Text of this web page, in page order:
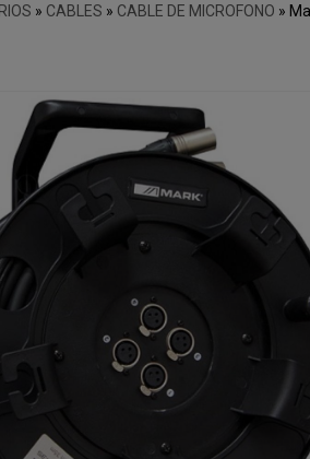
» CABLES » CABLE DE MICROFONO »